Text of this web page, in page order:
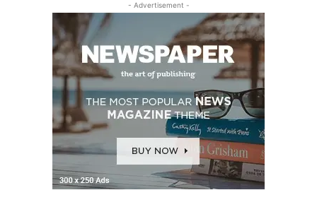
- Advertisement -